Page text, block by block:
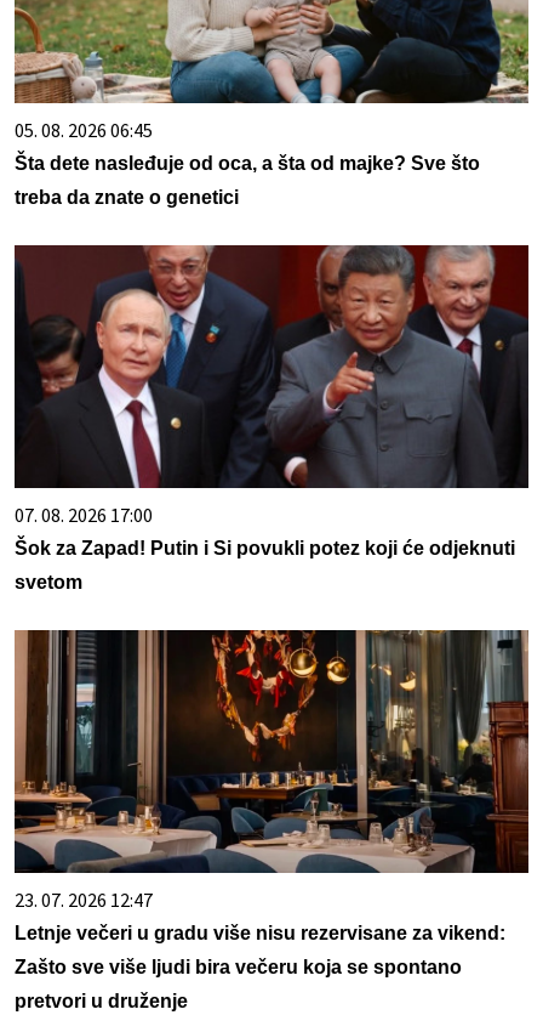
05. 08. 2026 06:45
Šta dete nasleđuje od oca, a šta od majke? Sve što
treba da znate o genetici
07. 08. 2026 17:00
Šok za Zapad! Putin i Si povukli potez koji će odjeknuti
svetom
23. 07. 2026 12:47
Letnje večeri u gradu više nisu rezervisane za vikend:
Zašto sve više ljudi bira večeru koja se spontano
pretvori u druženje